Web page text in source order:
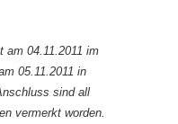
am 04.11.2011 im
05.11.2011 in
sind all
vermerkt worden.